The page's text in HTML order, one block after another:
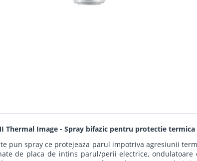
Thermal Image - Spray bifazic pentru protectie
pun spray ce protejeaza parul impotriva agresiunii
de placa de intins parul/perii electrice,